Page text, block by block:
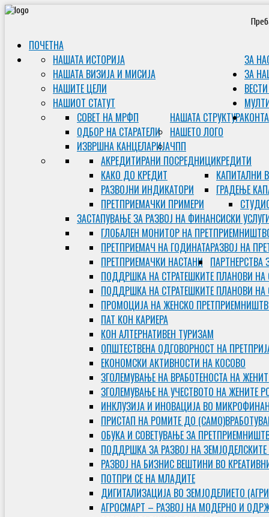
ПОЧЕТНА
ЗА
НАШАТА ИСТОРИЈА
НАШАТА ВИЗИЈА И МИСИЈА
НАШИТЕ ЦЕЛИ
НАШИОТ СТАТУТ
НАШАТА СТРУКТУРА
СОВЕТ НА МРФП
ОДБОР НА СТАРАТЕЛИ
ИЗВРШНА КАНЦЕЛАРИЈА
НАШЕТО ЛОГО
ЧПП
ЗА
КРЕДИТИ
АКРЕДИТИРАНИ ПОСРЕДНИЦИ
КАКО ДО КРЕДИТ
РАЗВОЈНИ ИНДИКАТОРИ
ПРЕТПРИЕМАЧКИ ПРИМЕРИ
КАПИТАЛНИ
ГРАДЕЊЕ
ЗАСТАПУВАЊЕ ЗА РАЗВОЈ НА ФИНАНСИСКИ
ГЛОБАЛЕН МОНИТОР НА
РАЗВОЈ НА
ПРЕТПРИЕМАЧ НА ГОДИНАТА
ПРЕТПРИЕМАЧКИ НАСТАНИ ПАРТНЕРСТВА
ПОДДРШКА НА СТРАТЕШКИТЕ ПЛАНОВИ НА
ПОДДРШКА НА СТРАТЕШКИТЕ ПЛАНОВИ НА
ПРОМОЦИЈА НА ЖЕНСКО
ПАТ КОН КАРИЕРА
КОН АЛТЕРНАТИВЕН ТУРИЗАМ
ОПШТЕСТВЕНА ОДГОВОРНОСТ НА
ЕКОНОМСКИ АКТИВНОСТИ НА КОСОВО
ЗГОЛЕМУВАЊЕ НА ВРАБОТЕНОСТА НА
ЗГОЛЕМУВАЊЕ НА УЧЕСТВОТО НА ЖЕНИТЕ
ИНКЛУЗИЈА И ИНОВАЦИЈА ВО
ПРИСТАП НА РОМИТЕ ДО
ОБУКА И СОВЕТУВАЊЕ ЗА
ПОДДРШКА ЗА РАЗВОЈ НА
РАЗВОЈ НА БИЗНИС ВЕШТИНИ ВО
ПОТПРИ СЕ НА МЛАДИТЕ
ДИГИТАЛИЗАЦИЈА ВО ЗЕМЈОДЕЛИЕТО
АГРОСМАРТ – РАЗВОЈ НА МОДЕРНО И